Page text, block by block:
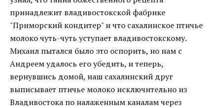
принадлежит владивостокской фабрике
"Приморский кондитер" и что сахалинское птичье
молоко чуть-чуть уступает владивостокскому.
Михаил пытался было это оспорить, но нам с
Андреем удалось его убедить, и теперь,
вернувшись домой, наш сахалинский друг
выписывает птичье молоко исключительно из
Владивостока по налаженным каналам через